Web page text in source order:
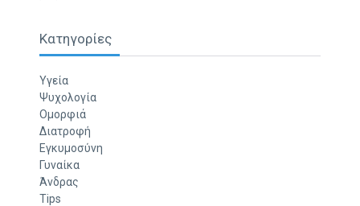
Κατηγορίες
Υγεία
Ψυχολογία
Ομορφιά
Διατροφή
Εγκυμοσύνη
Γυναίκα
Άνδρας
Tips